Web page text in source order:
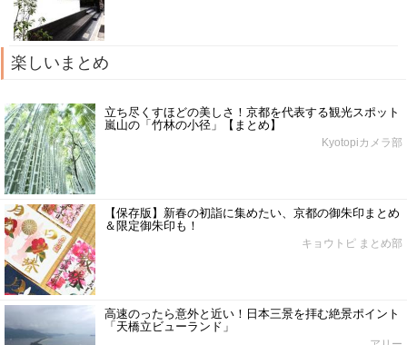
楽しいまとめ
立ち尽くすほどの美しさ！京都を代表する観光スポット
嵐山の「竹林の小径」【まとめ】
Kyotopiカメラ部
【保存版】新春の初詣に集めたい、京都の御朱印まとめ
＆限定御朱印も！
キョウトピ まとめ部
高速のったら意外と近い！日本三景を拝む絶景ポイント
「天橋立ビューランド」